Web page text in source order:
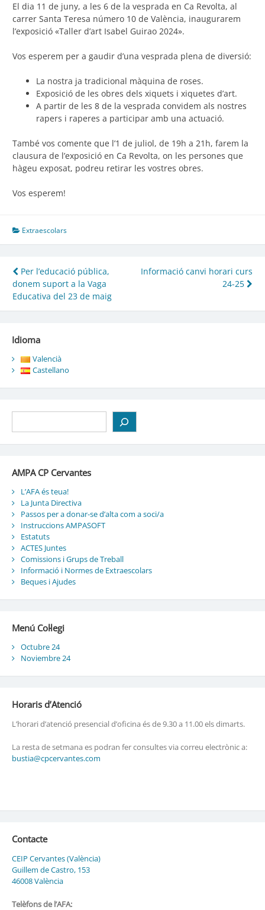
El dia 11 de juny, a les 6 de la vesprada en Ca Revolta, al
carrer Santa Teresa número 10 de València, inaugurarem
l’exposició «Taller d’art Isabel Guirao 2024».
Vos esperem per a gaudir d’una vesprada plena de diversió:
La nostra ja tradicional màquina de roses.
Exposició de les obres dels xiquets i xiquetes d’art.
A partir de les 8 de la vesprada convidem als nostres
rapers i raperes a participar amb una actuació.
També vos comente que l’1 de juliol, de 19h a 21h, farem la
clausura de l’exposició en Ca Revolta, on les persones que
hàgeu exposat, podreu retirar les vostres obres.
Vos esperem!
Extraescolars
Navegació
d'entrades
Per l’educació pública,
donem suport a la Vaga
Educativa del 23 de maig
Informació canvi horari curs
24-25
Idioma
Valencià
Castellano
AMPA CP Cervantes
L’AFA és teua!
La Junta Directiva
Passos per a donar-se d’alta com a soci/a
Instruccions AMPASOFT
Estatuts
ACTES Juntes
Comissions i Grups de Treball
Informació i Normes de Extraescolars
Beques i Ajudes
Menú Col·legi
Octubre 24
Noviembre 24
Horaris d’Atenció
L’horari d’atenció presencial d’oficina és de 9.30 a 11.00 els dimarts.
La resta de setmana es podran fer consultes via correu electrònic a:
bustia@cpcervantes.com
Contacte
CEIP Cervantes (València)
Guillem de Castro, 153
46008 València
Telèfons de l’AFA: